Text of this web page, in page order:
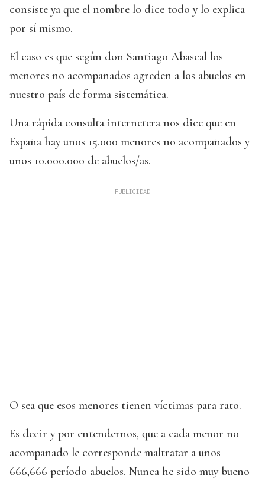
consiste ya que el nombre lo dice todo y lo explica
por sí mismo.
El caso es que según don Santiago Abascal los
menores no acompañados agreden a los abuelos en
nuestro país de forma sistemática.
Una rápida consulta internetera nos dice que en
España hay unos 15.000 menores no acompañados y
unos 10.000.000 de abuelos/as.
O sea que esos menores tienen víctimas para rato.
Es decir y por entendernos, que a cada menor no
acompañado le corresponde maltratar a unos
666,666 período abuelos. Nunca he sido muy bueno